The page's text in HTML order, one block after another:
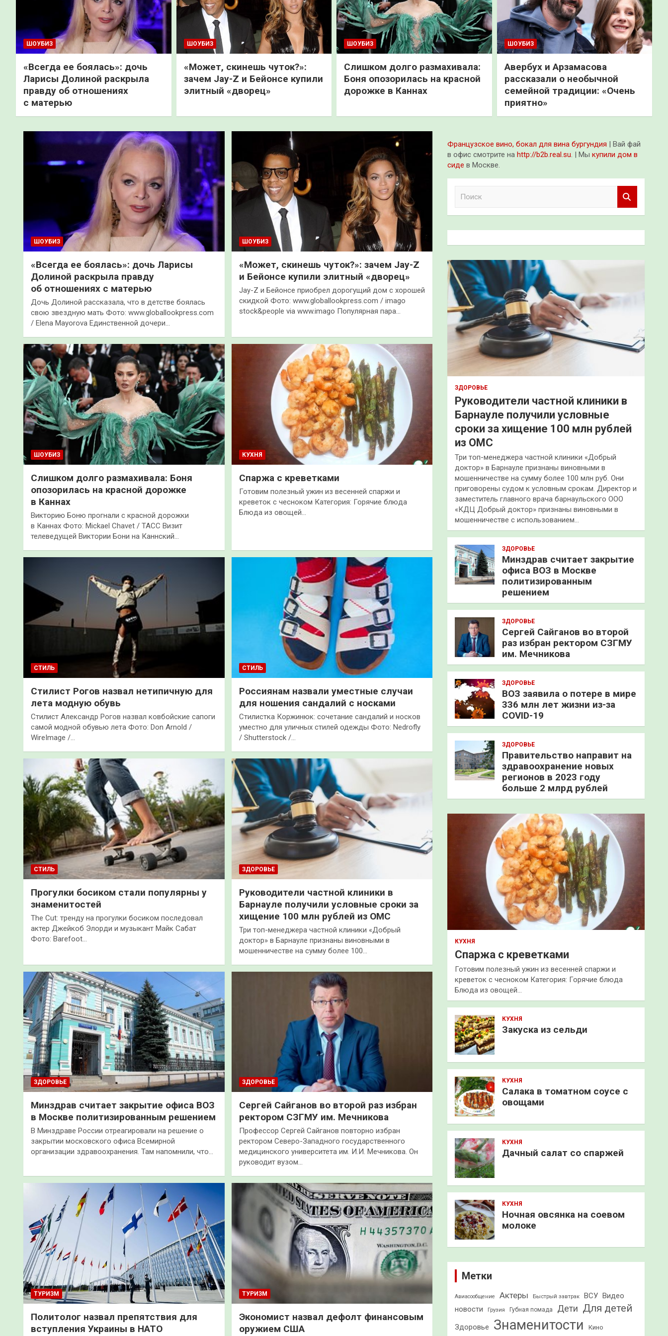
ШОУБИЗ
«Всегда ее боялась»: дочь
Ларисы Долиной раскрыла
правду об отношениях
с матерью
ШОУБИЗ
«Может, скинешь чуток?»:
зачем Jay-Z и Бейонсе купили
элитный «дворец»
ШОУБИЗ
Слишком долго размахивала:
Боня опозорилась на красной
дорожке в Каннах
ШОУБИЗ
Авербух и Арзамасова
рассказали о необычной
семейной традиции: «Очень
приятно»
ШОУБИЗ
«Всегда ее боялась»: дочь Ларисы
Долиной раскрыла правду
об отношениях с матерью
Дочь Долиной рассказала, что в детстве боялась
свою звездную мать Фото: www.globallookpress.com
/ Elena Mayorova Единственной дочери…
ШОУБИЗ
«Может, скинешь чуток?»: зачем Jay-Z
и Бейонсе купили элитный «дворец»
Jay-Z и Бейонсе приобрел дорогущий дом с хорошей
скидкой Фото: www.globallookpress.com / imago
stock&people via www.imago Популярная пара…
ШОУБИЗ
Слишком долго размахивала: Боня
опозорилась на красной дорожке
в Каннах
Викторию Боню прогнали с красной дорожки
в Каннах Фото: Mickael Chavet / ТАСС Визит
телеведущей Виктории Бони на Каннский…
КУХНЯ
Спаржа с креветками
Готовим полезный ужин из весенней спаржи и
креветок с чесноком Категория: Горячие блюда
Блюда из овощей…
СТИЛЬ
Стилист Рогов назвал нетипичную для
лета модную обувь
Стилист Александр Рогов назвал ковбойские сапоги
самой модной обувью лета Фото: Don Arnold /
WireImage /…
СТИЛЬ
Россиянам назвали уместные случаи
для ношения сандалий с носками
Стилистка Коржинюк: сочетание сандалий и носков
уместно для уличных стилей одежды Фото: Nedrofly
/ Shutterstock /…
СТИЛЬ
Прогулки босиком стали популярны у
знаменитостей
The Cut: тренду на прогулки босиком последовал
актер Джейкоб Элорди и музыкант Майк Сабат
Фото: Barefoot…
ЗДОРОВЬЕ
Руководители частной клиники в
Барнауле получили условные сроки за
хищение 100 млн рублей из ОМС
Три топ-менеджера частной клиники «Добрый
доктор» в Барнауле признаны виновными в
мошенничестве на сумму более 100…
ЗДОРОВЬЕ
Минздрав считает закрытие офиса ВОЗ
в Москве политизированным решением
В Минздраве России отреагировали на решение о
закрытии московского офиса Всемирной
организации здравоохранения. Там напомнили, что…
ЗДОРОВЬЕ
Сергей Сайганов во второй раз избран
ректором СЗГМУ им. Мечникова
Профессор Сергей Сайганов повторно избран
ректором Северо-Западного государственного
медицинского университета им. И.И. Мечникова. Он
руководит вузом…
ТУРИЗМ
Политолог назвал препятствия для
вступления Украины в НАТО
ТУРИЗМ
Экономист назвал дефолт финансовым
оружием США
Французское вино, бокал для вина бургундия | Вай фай
в офис смотрите наhttp://b2b.real.su . | Мыкупили дом в
сиде в Москве.
к
ЗДОРОВЬЕ
Руководители частной клиники в
Барнауле получили условные
сроки за хищение 100 млн рублей
из ОМС
Три топ-менеджера частной клиники «Добрый
доктор» в Барнауле признаны виновными в
мошенничестве на сумму более 100 млн руб. Они
приговорены судом к условным срокам. Директор и
заместитель главного врача барнаульского ООО
«КДЦ Добрый доктор» признаны виновными в
мошенничестве с использованием…
ЗДОРОВЬЕ
Минздрав считает закрытие
офиса ВОЗ в Москве
политизированным
решением
ЗДОРОВЬЕ
Сергей Сайганов во второй
раз избран ректором СЗГМУ
им. Мечникова
ЗДОРОВЬЕ
ВОЗ заявила о потере в мире
336 млн лет жизни из-за
COVID-19
ЗДОРОВЬЕ
Правительство направит на
здравоохранение новых
регионов в 2023 году
больше 2 млрд рублей
КУХНЯ
Спаржа с креветками
Готовим полезный ужин из весенней спаржи и
креветок с чесноком Категория: Горячие блюда
Блюда из овощей…
КУХНЯ
Закуска из сельди
КУХНЯ
Салака в томатном соусе с
овощами
КУХНЯ
Дачный салат со спаржей
КУХНЯ
Ночная овсянка на соевом
молоке
Метки
Авиасообщение Актеры Быстрый завтрак ВСУ Видео
новости
Грузия Губная помада Дети Для детей
Здоровье Знаменитости Кино